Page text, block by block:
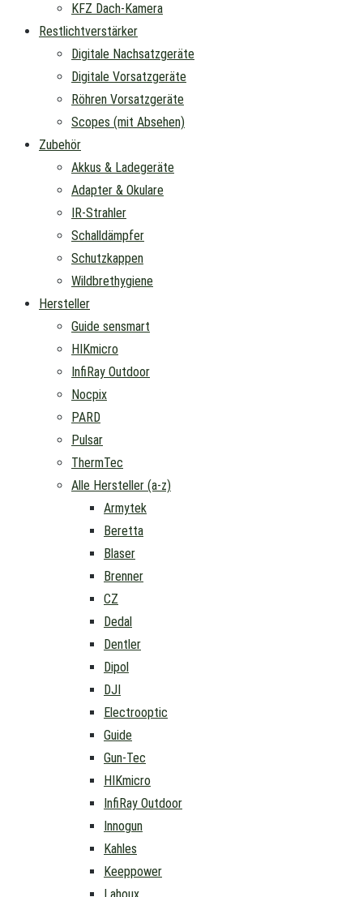
KFZ Dach-Kamera
Restlichtverstärker
Digitale Nachsatzgeräte
Digitale Vorsatzgeräte
Röhren Vorsatzgeräte
Scopes (mit Absehen)
Zubehör
Akkus & Ladegeräte
Adapter & Okulare
IR-Strahler
Schalldämpfer
Schutzkappen
Wildbrethygiene
Hersteller
Guide sensmart
HIKmicro
InfiRay Outdoor
Nocpix
PARD
Pulsar
ThermTec
Alle Hersteller (a-z)
Armytek
Beretta
Blaser
Brenner
CZ
Dedal
Dentler
Dipol
DJI
Electrooptic
Guide
Gun-Tec
HIKmicro
InfiRay Outdoor
Innogun
Kahles
Keeppower